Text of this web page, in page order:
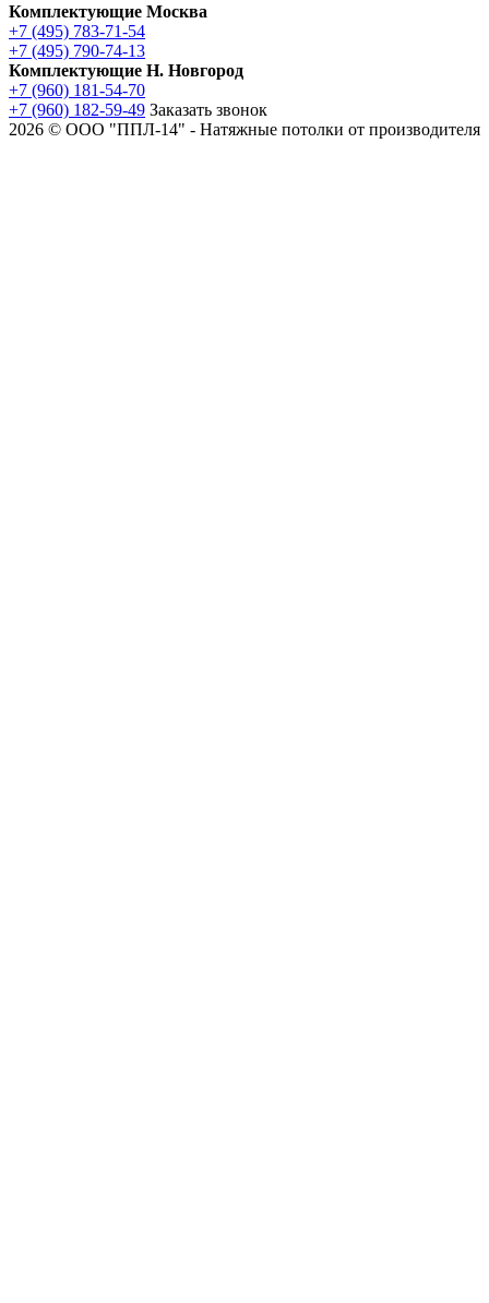
Комплектующие Москва
+7 (495) 783-71-54
+7 (495) 790-74-13
Комплектующие Н. Новгород
+7 (960) 181-54-70
+7 (960) 182-59-49 Заказать звонок
2026 © ООО "ППЛ-14" - Натяжные потолки от производителя